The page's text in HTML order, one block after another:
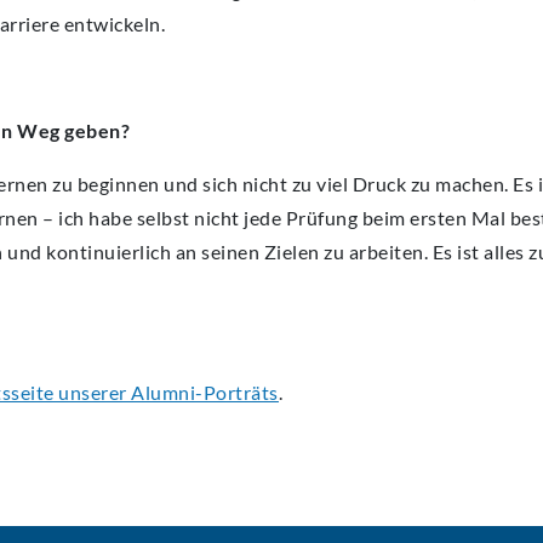
entwickeln.
Weg geben?
zu beginnen und sich nicht zu viel Druck zu machen. Es
– ich habe selbst nicht jede Prüfung beim ersten Mal
kontinuierlich an seinen Zielen zu arbeiten. Es ist alles
unserer Alumni-Porträts.